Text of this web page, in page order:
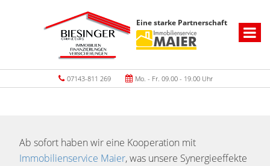
Eine starke Partnerschaft
07143-811 269 Mo. - Fr. 09.00 - 19.00 Uhr
Ab sofort haben wir eine Kooperation mit
Immobilienservice Maier, was unsere Synergieeffekte